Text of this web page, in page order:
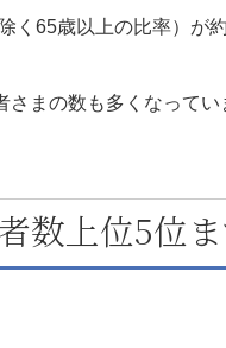
65歳以上の比率）が
まの数も多くなってい
数上位5位ま